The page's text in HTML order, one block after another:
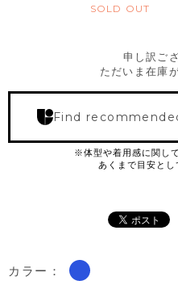
SOLD OUT
申し訳ご
ただいま在庫
Find
カラー：